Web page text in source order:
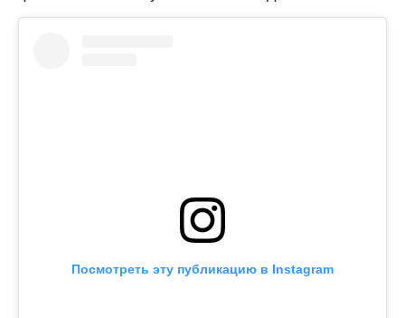
Посмотреть эту публикацию в Instagram